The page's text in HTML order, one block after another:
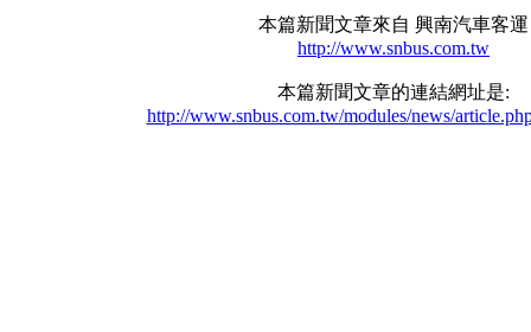
本篇新聞文章來自 興南汽車客運
http://www.snbus.com.tw
本篇新聞文章的連結網址是:
http://www.snbus.com.tw/modules/news/